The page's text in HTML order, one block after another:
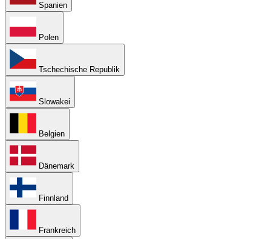
Spanien
Polen
Tschechische Republik
Slowakei
Belgien
Dänemark
Finnland
Frankreich